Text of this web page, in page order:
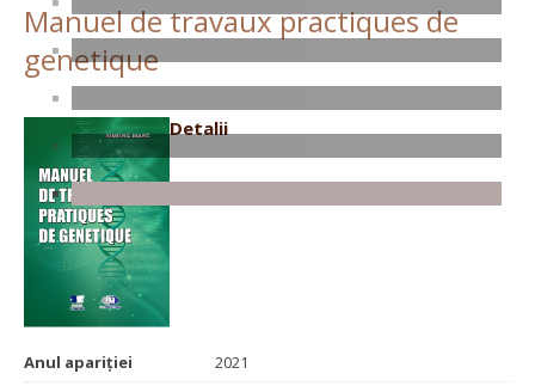
Manuel de travaux practiques de
genetique
Detalii
Anul apariției
2021